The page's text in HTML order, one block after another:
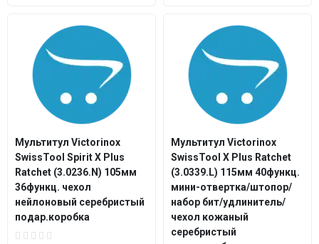
Мультитул Victorinox
SwissTool Spirit X Plus
Ratchet (3.0236.N) 105мм
36функц. чехол
нейлоновый серебристый
подар.коробка
Мультитул Victorinox
SwissTool X Plus Ratchet
(3.0339.L) 115мм 40функц.
мини-отвертка/штопор/
набор бит/удлинитель/
чехол кожаный
серебристый